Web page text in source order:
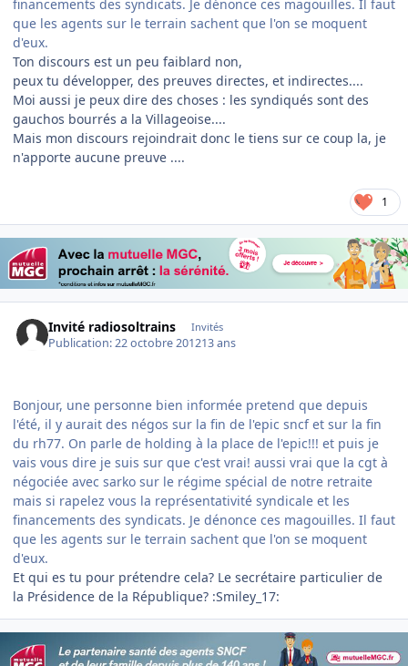
financements des syndicats. Je dénonce ces magouilles. Il faut
que les agents sur le terrain sachent que l'on se moquent
d'eux.
Ton discours est un peu faiblard non,
peux tu développer, des preuves directes, et indirectes....
Moi aussi je peux dire des choses : les syndiqués sont des
gauchos bourrés a la Villageoise....
Mais mon discours rejoindrait donc le tiens sur ce coup la, je
n'apporte aucune preuve ....
1
Invité radiosoltrains Invités
Publication:22 octobre 201213 ans
Bonjour, une personne bien informée pretend que depuis
l'été, il y aurait des négos sur la fin de l'epic sncf et sur la fin
du rh77. On parle de holding à la place de l'epic!!! et puis je
vais vous dire je suis sur que c'est vrai! aussi vrai que la cgt à
négociée avec sarko sur le régime spécial de notre retraite
mais si rapelez vous la représentativité syndicale et les
financements des syndicats. Je dénonce ces magouilles. Il faut
que les agents sur le terrain sachent que l'on se moquent
d'eux.
Et qui es tu pour prétendre cela? Le secrétaire particulier de
la Présidence de la République? :Smiley_17: